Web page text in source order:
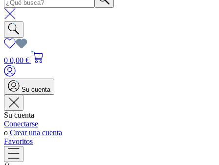
0 0,00 €
Su cuenta
Su cuenta
Conectarse
o Crear una cuenta
Favoritos